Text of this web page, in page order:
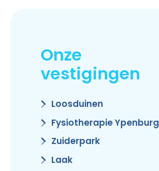
Onze
vestigingen
Loosduinen
Fysiotherapie Ypenburg
Zuiderpark
Laak